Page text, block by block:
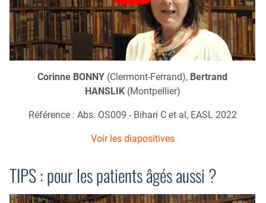
Corinne BONNY (Clermont-Ferrand), Bertrand
HANSLIK(Montpellier)
Référence : Abs. OS009 - Bihari C et al, EASL 2022
Voir les diapositives
TIPS : pour les patients âgés aussi ?